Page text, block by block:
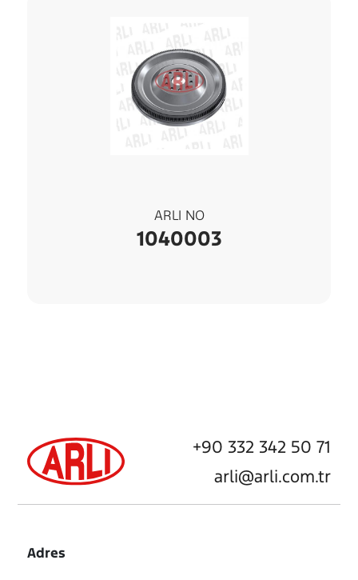
ARLI NO
1040003
+90 332 342 50 71
arli@arli.com.tr
Adres